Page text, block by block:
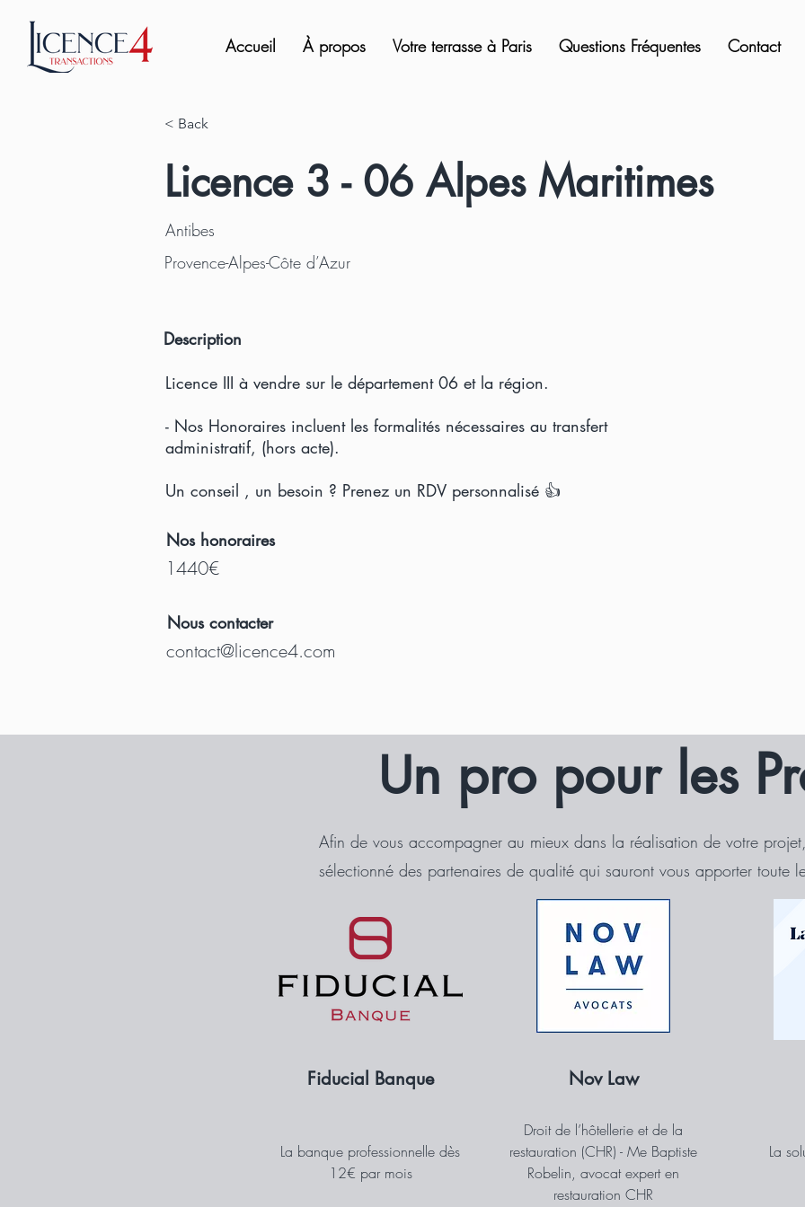
Accueil À propos Votre terrasse à Paris Questions Fréquentes Contact
< Back
Licence 3 - 06 Alpes Maritimes
Antibes
Provence-Alpes-Côte d’Azur
Description
Licence III à vendre sur le département 06 et la région.
- Nos Honoraires incluent les formalités nécessaires au transfert
administratif, (hors acte).
Un conseil , un besoin ? Prenez un RDV personnalisé 👍
Nos honoraires
1440€
Nous contacter
contact@licence4.com
Un pro pour les
Afin de vous accompagner au mieux dans la réalisation de votre
sélectionné des partenaires de qualité qui sauront vous apporter toute
Fiducial Banque Nov Law
La banque professionnelle dès
12€ par mois
Droit de l’hôtellerie et de la
restauration (CHR) - Me Baptiste
Robelin, avocat expert en
restauration CHR
La